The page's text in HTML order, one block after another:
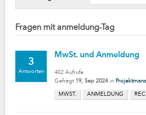
Fragen mit anmeldung-Tag
3
Antworten
MwSt. und Anmeldung
402 Aufrufe
Gefragt 19, Sep 2024 in
MWST. ANMELDUNG